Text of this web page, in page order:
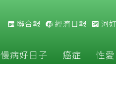
聯合報 經濟日報 河
慢病好日子 癌症 性愛